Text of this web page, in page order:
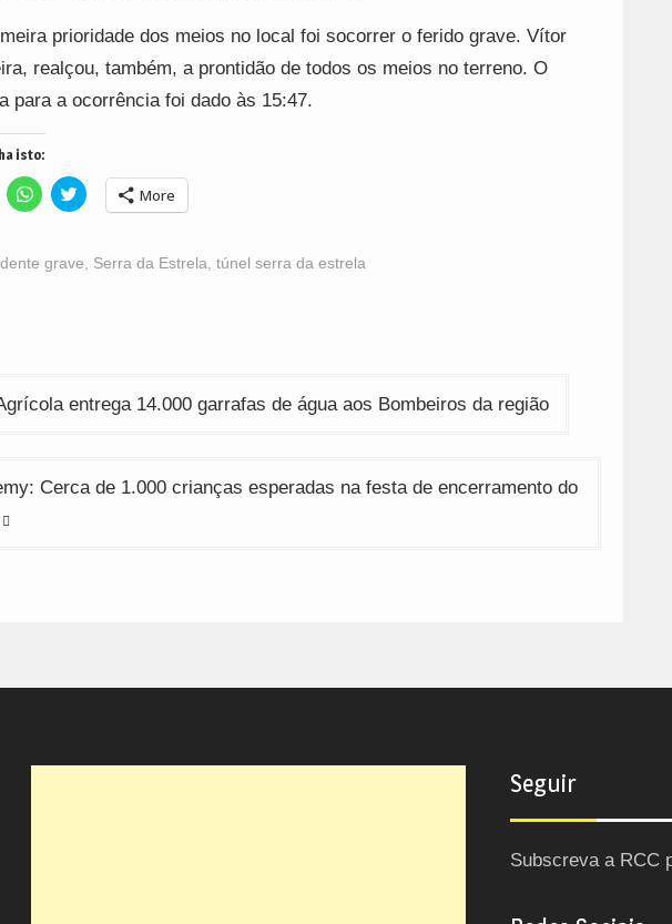
prioridade dos meios no local foi socorrer o ferido grave. Vítor
realçou, também, a prontidão de todos os meios no terreno. O
para a ocorrência foi dado às 15:47.
isto:
Click
to
(Opens
in
Click
to
(Opens
More
grave, Serra da Estrela, túnel serra da estrela
entrega 14.000 garrafas de água aos Bombeiros da região
Cerca de 1.000 crianças esperadas na festa de encerramento do
Seguir
Subscreva a RCC